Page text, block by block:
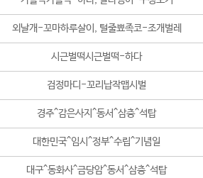
외날개-꼬마하루살이, 털줄뾰족코-조개벌레
시근벌떡시근벌떡-하다
검정마디-꼬리납작맵시벌
경주^감은사지^동서^삼층^석탑
대한민국^임시^정부^수립^기념일
대구^동화사^금당암^동서^삼층^석탑